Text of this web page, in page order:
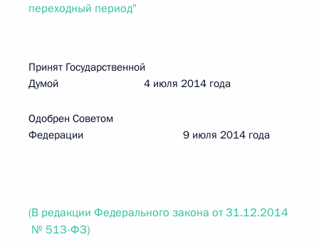
переходный период"
Принят Государственной
Думой 4 июля 2014 года
Одобрен Советом
Федерации 9 июля 2014 года
(В редакции Федерального закона от 31.12.2014
№ 513-ФЗ)